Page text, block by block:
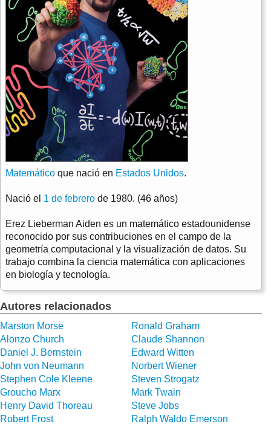
Matemático que nació en Estados Unidos.
Nació el 1 de febrero de 1980. (46 años)
Erez Lieberman Aiden es un matemático estadounidense
reconocido por sus contribuciones en el campo de la
geometría computacional y la visualización de datos. Su
trabajo combina la ciencia matemática con aplicaciones
en biología y tecnología.
Autores relacionados
Marston Morse
Ronald Graham
Alonzo Church
Claude Shannon
Daniel J. Bernstein
Edward Witten
John von Neumann
Norbert Wiener
Stephen Cole Kleene
Steven Strogatz
Groucho Marx
Mark Twain
Henry David Thoreau
Steve Jobs
Robert Frost
Ralph Waldo Emerson